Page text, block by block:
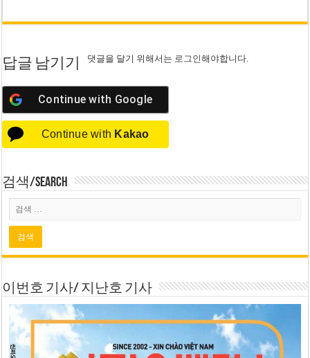
답글 남기기 댓글을 달기 위해서는 로그인해야합니다.
Continue with Google
Continue with Kakao
검색/Search
이번호 기사/ 지난호 기사